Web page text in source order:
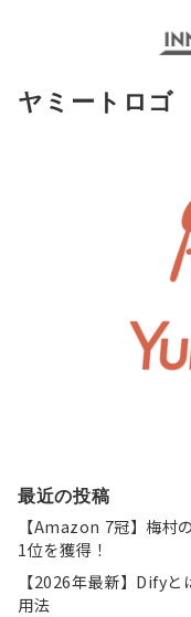
ヤミートロ
最近の投稿
【Amazon 7冠】梅村
1位を獲得！
【2026年最新】Dify
用法